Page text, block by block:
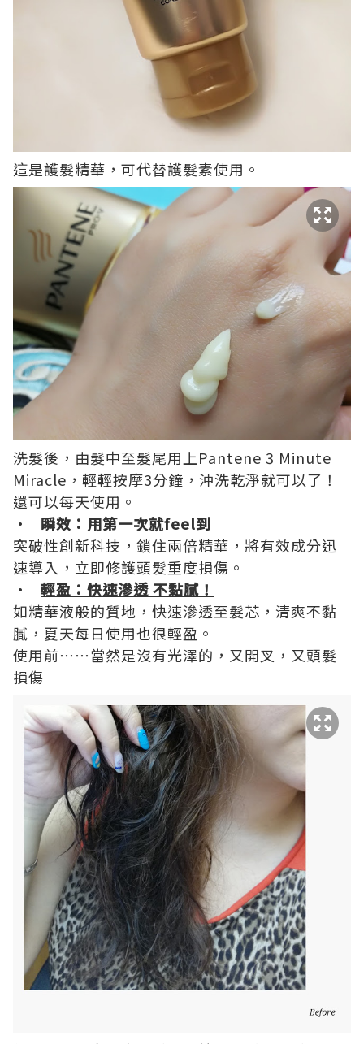
這是護髮精華，可代替護髮素使用。
洗髮後，由髮中至髮尾用上Pantene 3 Minute
Miracle，輕輕按摩3分鐘，沖洗乾淨就可以了！
還可以每天使用。
• 瞬效： 用第一次就feel到
突破性創新科技，鎖住兩倍精華，將有效成分迅
速導入，立即修護頭髮重度損傷。
• 輕盈：快速滲透不黏膩！
如精華液般的質地，快速滲透至髮芯，清爽不黏
膩，夏天每日使用也很輕盈。
使用前⋯⋯當然是沒有光澤的，又開叉，又頭髮
損傷